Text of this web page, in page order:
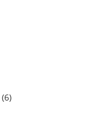
(6)